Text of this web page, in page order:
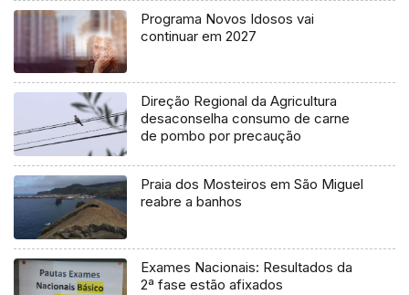
Programa Novos Idosos vai
continuar em 2027
Direção Regional da Agricultura
desaconselha consumo de carne
de pombo por precaução
Praia dos Mosteiros em São Miguel
reabre a banhos
Exames Nacionais: Resultados da
2ª fase estão afixados